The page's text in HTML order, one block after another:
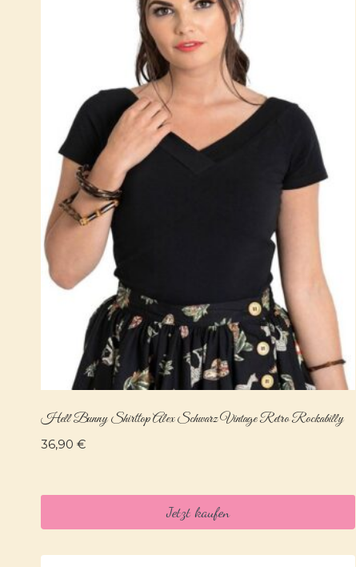
Hell Bunny Shirttop Alex Schwarz Vintage Retro Rockabilly
36,90 €
Jetzt kaufen